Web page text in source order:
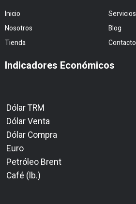
Inicio
Servicios
Nosotros
Blog
Tienda
Contacto
Indicadores Económicos
Dólar TRM
Dólar Venta
Dólar Compra
Euro
Petróleo Brent
Café (lb.)